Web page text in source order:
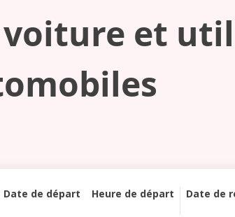
voiture et
Date de départ Heure de départ Date de